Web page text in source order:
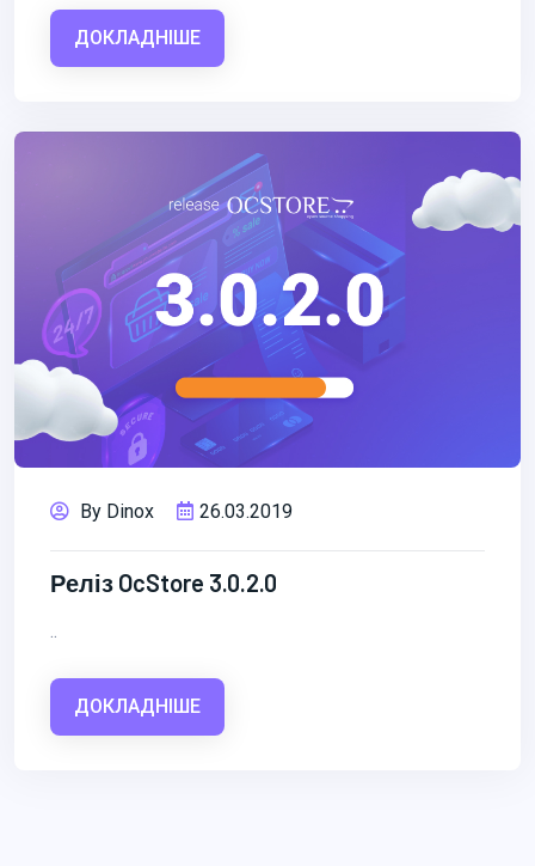
ДОКЛАДНІШЕ
By Dinox 26.03.2019
Реліз OcStore 3.0.2.0
..
ДОКЛАДНІШЕ